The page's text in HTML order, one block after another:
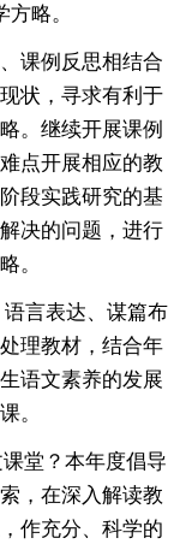
略。
课例反思相结合
状，寻求有利于
。继续开展课例
点开展相应的教
段实践研究的基
决的问题，进行
。
言表达、谋篇布
理教材，结合年
语文素养的发展
。
堂？本年度倡导
，在深入解读教
作充分、科学的